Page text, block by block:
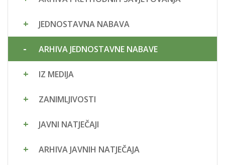
JEDNOSTAVNA NABAVA
ARHIVA JEDNOSTAVNE NABAVE
IZ MEDIJA
ZANIMLJIVOSTI
JAVNI NATJEČAJI
ARHIVA JAVNIH NATJEČAJA